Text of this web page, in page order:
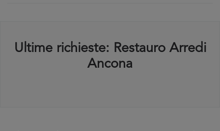
Ultime richieste: Restauro Arredi
Ancona